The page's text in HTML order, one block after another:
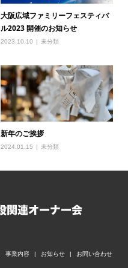
大阪広域ファミリーフェスティバ
ル2023 開催のお知らせ
2023.10.10 未分類
新年のご挨拶
2024.01.15 未分類
事業内容 お知らせ お問い合わせ